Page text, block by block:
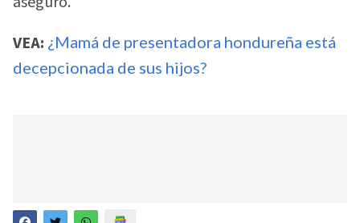
VEA: ¿Mamá de presentadora hondureña está
decepcionada de sus hijos?